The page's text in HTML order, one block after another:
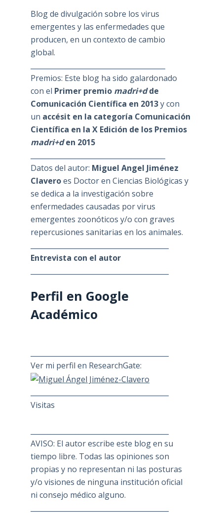
Blog de divulgación sobre los virus
emergentes y las enfermedades que
producen, en un contexto de cambio
global.
Premios: Este blog ha sido galardonado
con el Primer premio madri+dde
Comunicación Científica en 2013y con
un accésit en la categoría Comunicación
Científica en la X Edición de los Premios
madri+den 2015
Datos del autor: Miguel Angel Jiménez
Claveroes Doctor en Ciencias Biológicas y
se dedica a la investigación sobre
enfermedades causadas por virus
emergentes zoonóticos y/o con graves
repercusiones sanitarias en los animales.
Entrevista con el autor
Perfil en Google
Académico
Ver mi perfil en ResearchGate:
Visitas
AVISO: El autor escribe este blog en su
tiempo libre. Todas las opiniones son
propias y no representan ni las posturas
y/o visiones de ninguna institución oficial
ni consejo médico alguno.